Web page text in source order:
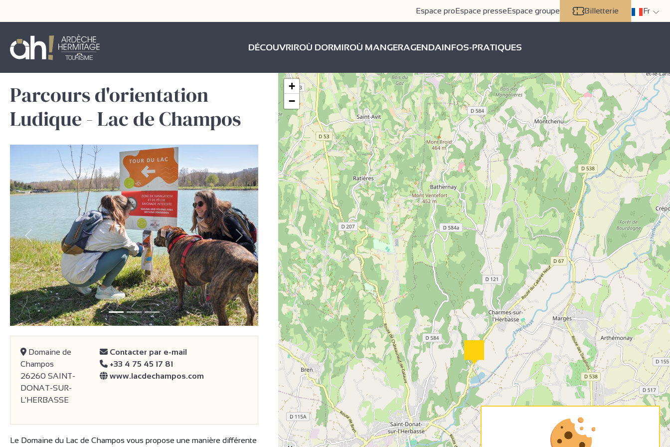
Espace proEspace presseEspace groupe Billetterie Fr
DÉCOUVRIROÙ DORMIROÙ MANGERAGENDAINFOS-PRATIQUES
Parcours d'orientation
Ludique - Lac de Champos
précédent Suivant
Domaine de
Champos
26260 SAINT-
DONAT-SUR-
L'HERBASSE
Contacter par e-mail
+33 4 75 45 17 81
www.lacdechampos.com
Le Domaine du Lac de Champos vous propose une manière différente
+
−